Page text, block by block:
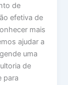
de
efetiva de
mais
ajudar a
uma
de
para